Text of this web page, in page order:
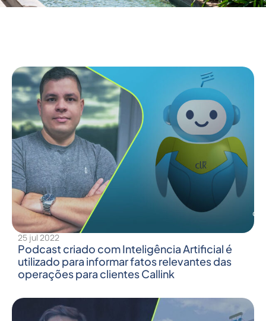
25 jul 2022
Podcast criado com Inteligência Artificial é
utilizado para informar fatos relevantes das
operações para clientes Callink